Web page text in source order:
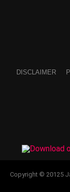
DISCLAIMER
Copyright © 20125